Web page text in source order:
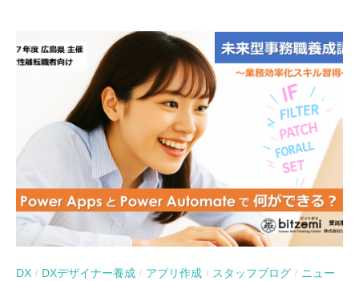
DX / DXデザイナー養成 / アプリ作成 / スタッフブログ / ニュー